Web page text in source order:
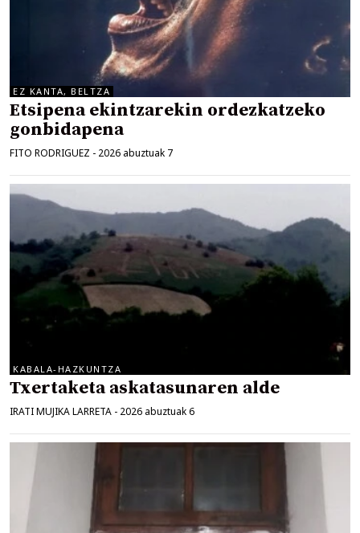
EZ KANTA, BELTZA
Etsipena ekintzarekin ordezkatzeko
gonbidapena
FITO RODRIGUEZ - 2026 abuztuak 7
KABALA-HAZKUNTZA
Txertaketa askatasunaren alde
IRATI MUJIKA LARRETA - 2026 abuztuak 6